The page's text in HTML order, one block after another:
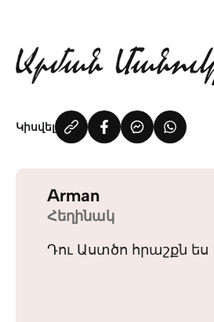
Կիսվել
Arman
Հեղինակ
Դու Աստծո հրաշքն ես